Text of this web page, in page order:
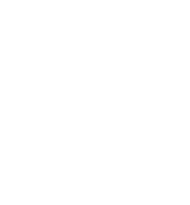
nelle esedre
a